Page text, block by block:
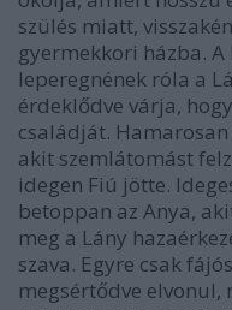
szülés miatt,
gyermekkori házba.
leperegnének róla a
érdeklődve várja,
családját.
akit szemlátomást
idegen Fiú jötte.
betoppan az Anya,
meg a Lány
szava. Egyre csak
megsértődve elvonul,